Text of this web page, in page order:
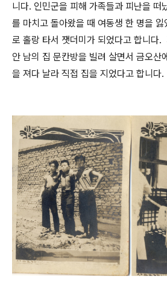
니다. 인민군을 피해 가족들과 피난을 떠
를 마치고 돌아왔을 때 여동생 한 명을
로 홀랑 타서 잿더미가 되었다고 합니다
안 남의 집 문칸방을 빌려 살면서 금오산
을 져다 날라 직접 집을 지었다고 합니다.